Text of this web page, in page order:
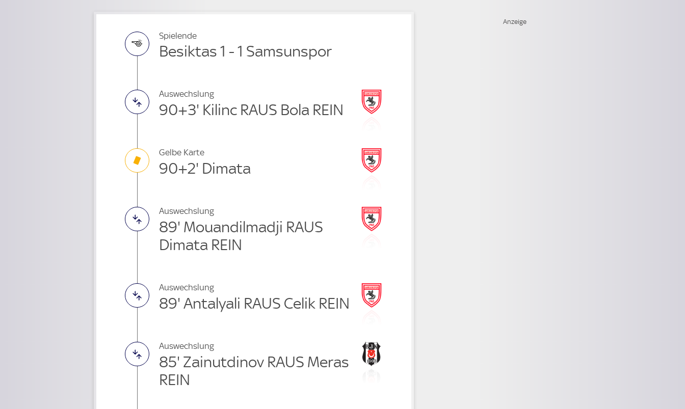
Spielende
Besiktas 1 - 1 Samsunspor
Auswechslung
90+3' Kilinc RAUS Bola REIN
Gelbe Karte
90+2' Dimata
Auswechslung
89' Mouandilmadji RAUS
Dimata REIN
Auswechslung
89' Antalyali RAUS Celik REIN
Auswechslung
85' Zainutdinov RAUS Meras
REIN